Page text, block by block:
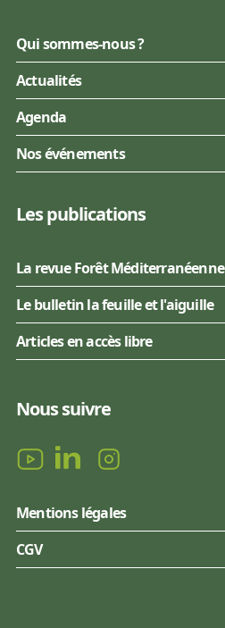
Qui sommes-nous ?
Actualités
Agenda
Nos événements
Les publications
La revue Forêt Méditerranéenne
Le bulletin la feuille et l'aiguille
Articles en accès libre
Nous suivre
Mentions légales
CGV